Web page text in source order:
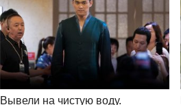
Вывели на чистую воду.